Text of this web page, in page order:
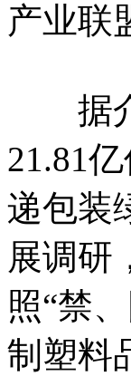
产业联
据介
21.81
递包装
展调研
照“禁
制塑料